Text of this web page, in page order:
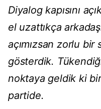
Diyalog kapısını
el uzattıkça
açımızsan zorlu
gösterdik.
noktaya geldik ki
partide.